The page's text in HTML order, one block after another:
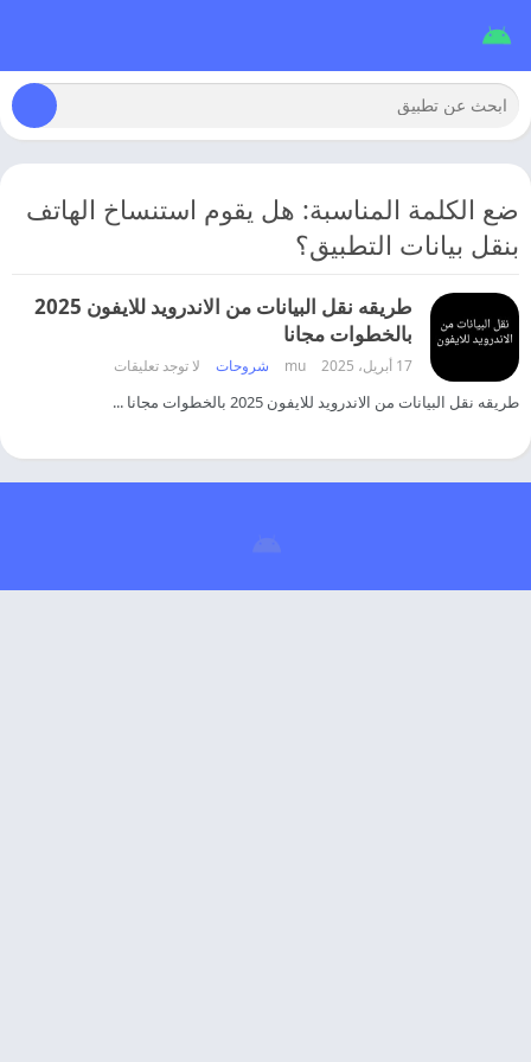
ضع الكلمة المناسبة: هل يقوم استنساخ الهاتف
بنقل بيانات التطبيق؟
طريقه نقل البيانات من الاندرويد للايفون 2025
بالخطوات مجانا
17 أبريل، 2025 mu شروحات لا توجد تعليقات
طريقه نقل البيانات من الاندرويد للايفون 2025 بالخطوات مجانا ...